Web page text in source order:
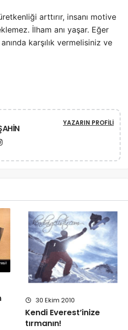
arttırır, insanı motive
İlham anı yaşar. Eğer
karşılık vermelisiniz ve
YAZARIN PROFILI
30 Ekim 2010
Kendi Everest’inize
tırmanın!